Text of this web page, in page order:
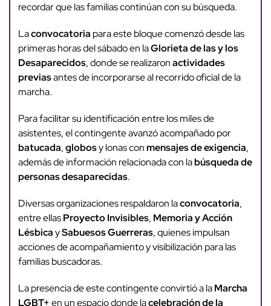
recordar que las familias continúan con su búsqueda.
Laconvocatoria para este bloque comenzó desde las
primeras horas del sábado en laGlorieta de las y los
Desaparecidos, donde se realizaronactividades
previasantes de incorporarse al recorrido oficial de la
marcha.
Para facilitar su identificación entre los miles de
asistentes, el contingente avanzó acompañado por
batucada,globosy lonas conmensajes de exigencia,
además de información relacionada con labúsqueda de
personas desaparecidas.
Diversas organizaciones respaldaron laconvocatoria,
entre ellasProyecto Invisibles, Memoria y Acción
LésbicaySabuesos Guerreras, quienes impulsan
acciones de acompañamiento y visibilización para las
familias buscadoras.
La presencia de este contingente convirtió a laMarcha
LGBT+en un espacio donde lacelebración de la